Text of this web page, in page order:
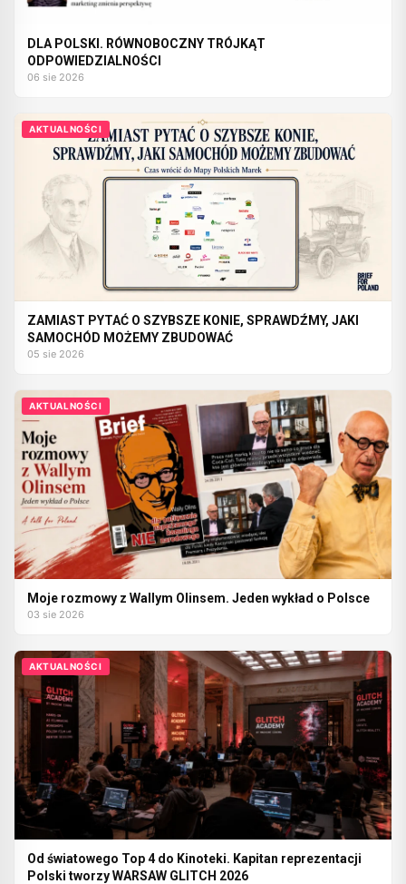
DLA POLSKI. RÓWNOBOCZNY TRÓJKĄT
ODPOWIEDZIALNOŚCI
06 sie 2026
AKTUALNOŚCI
ZAMIAST PYTAĆ O SZYBSZE KONIE, SPRAWDŹMY, JAKI
SAMOCHÓD MOŻEMY ZBUDOWAĆ
05 sie 2026
AKTUALNOŚCI
Moje rozmowy z Wallym Olinsem. Jeden wykład o Polsce
03 sie 2026
AKTUALNOŚCI
Od światowego Top 4 do Kinoteki. Kapitan reprezentacji
Polski tworzy WARSAW GLITCH 2026